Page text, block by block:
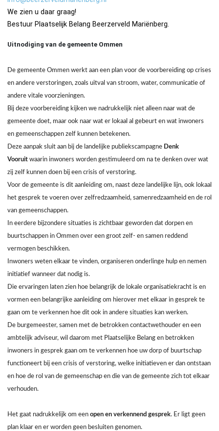
We zien u daar graag!
Bestuur Plaatselijk Belang Beerzerveld Mariënberg.
Uitnodiging van de gemeente Ommen
De gemeente Ommen werkt aan een plan voor de voorbereiding op crises
en andere verstoringen, zoals uitval van stroom, water, communicatie of
andere vitale voorzieningen.
Bij deze voorbereiding kijken we nadrukkelijk niet alleen naar wat de
gemeente doet, maar ook naar wat er lokaal al gebeurt en wat inwoners
en gemeenschappen zelf kunnen betekenen.
Deze aanpak sluit aan bij de landelijke publiekscampagne Denk
Vooruit waarin inwoners worden gestimuleerd om na te denken over wat
zij zelf kunnen doen bij een crisis of verstoring.
Voor de gemeente is dit aanleiding om, naast deze landelijke lijn, ook lokaal
het gesprek te voeren over zelfredzaamheid, samenredzaamheid en de rol
van gemeenschappen.
In eerdere bijzondere situaties is zichtbaar geworden dat dorpen en
buurtschappen in Ommen over een groot zelf- en samen reddend
vermogen beschikken.
Inwoners weten elkaar te vinden, organiseren onderlinge hulp en nemen
initiatief wanneer dat nodig is.
Die ervaringen laten zien hoe belangrijk de lokale organisatiekracht is en
vormen een belangrijke aanleiding om hierover met elkaar in gesprek te
gaan om te verkennen hoe dit ook in andere situaties kan werken.
De burgemeester, samen met de betrokken contactwethouder en een
ambtelijk adviseur, wil daarom met Plaatselijke Belang en betrokken
inwoners in gesprek gaan om te verkennen hoe uw dorp of buurtschap
functioneert bij een crisis of verstoring, welke initiatieven er dan ontstaan
en hoe de rol van de gemeenschap en die van de gemeente zich tot elkaar
verhouden.
Het gaat nadrukkelijk om een open en verkennend gesprek. Er ligt geen
plan klaar en er worden geen besluiten genomen.